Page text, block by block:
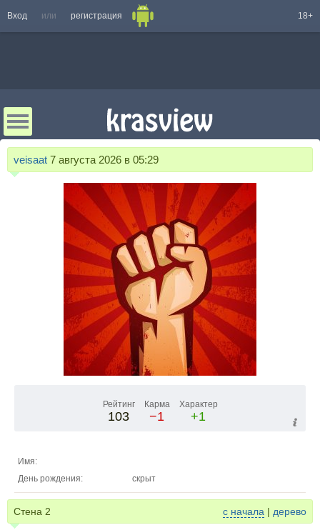
Вход или регистрация 18+
veisaat 7 августа 2026 в 05:29
Рейтинг
103
Карма
−1
Характер
+1
Имя:
День рождения:
скрыт
Стена 2 с начала | дерево